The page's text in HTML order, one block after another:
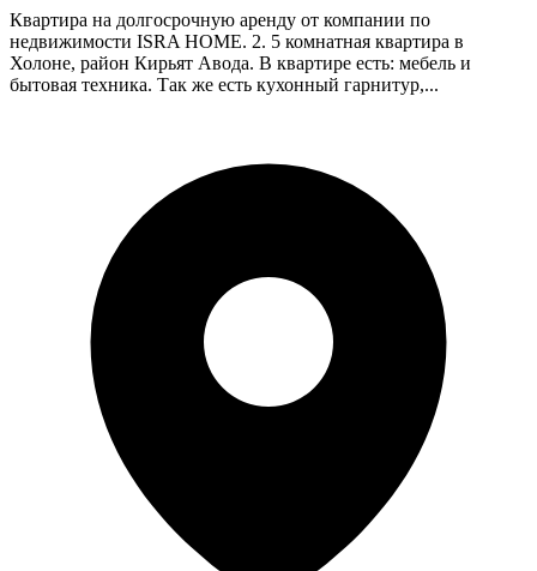
Квартира на долгосрочную аренду от компании по
недвижимости ISRA HOME. 2. 5 комнатная квартира в
Холоне, район Кирьят Авода. В квартире есть: мебель и
бытовая техника. Так же есть кухонный гарнитур,...